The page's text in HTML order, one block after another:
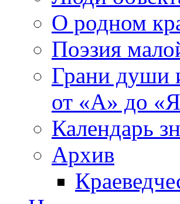
О родном
Поэзия
Грани души
от «А» до
Календарь
Архив